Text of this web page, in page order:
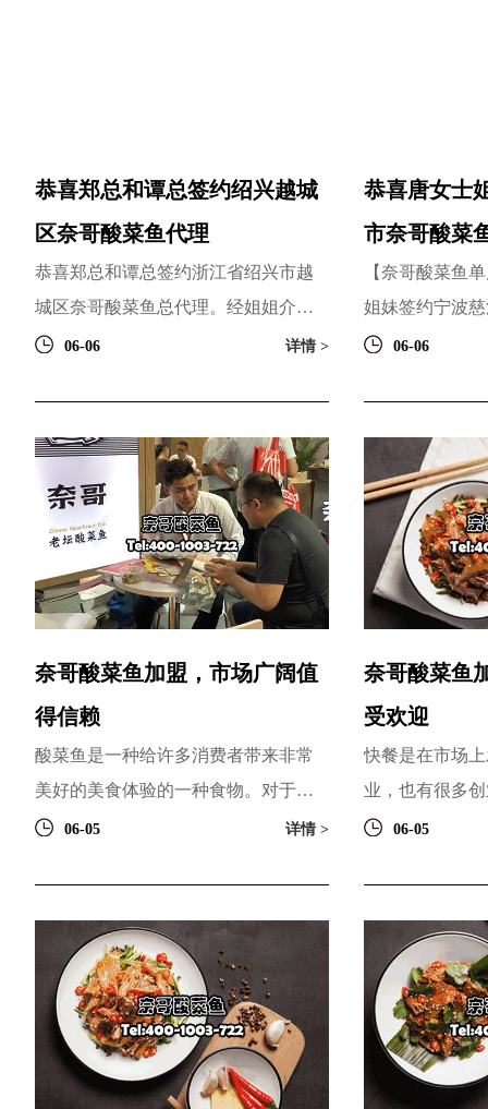
恭喜郑总和谭总签约绍兴越城
区奈哥酸菜鱼代理
恭喜郑总和谭总签约浙江省绍兴市越
城区奈哥酸菜鱼总代理。经姐姐介绍
了解到博多餐饮，本身自己投资多个
06-06 详情 >
恭喜唐女士
市奈哥酸菜
【奈哥酸菜鱼
姐妹签约宁波
项目，对公司
06-06
奈哥酸菜鱼加盟，市场广阔值
得信赖
酸菜鱼是一种给许多消费者带来非常
美好的美食体验的一种食物。对于广
大的吃货们来说，跟亲朋好友们聚在
06-05 详情 >
奈哥酸菜鱼
受欢迎
快餐是在市场
业，也有很多
行业有前景，
06-05